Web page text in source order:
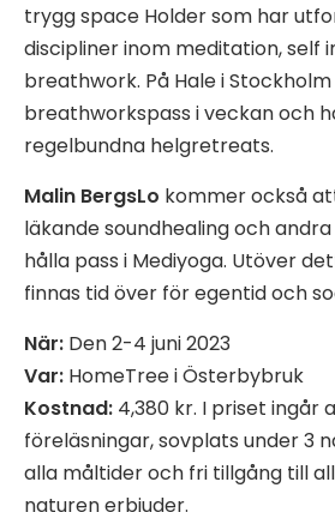
trygg space Holder som har
discipliner inom meditation, self
breathwork. På Hale i
breathworkspass i veckan och
regelbundna helgretreats.
Malin BergsLo kommer också
läkande soundhealing och
hålla pass i Mediyoga. Utöver
finnas tid över för egentid och
När: Den 2-4 juni 2023
Var: HomeTree i Österbybruk
Kostnad: 4,380 kr. I priset ingår
föreläsningar, sovplats under 3
alla måltider och fri tillgång till
naturen erbjuder.